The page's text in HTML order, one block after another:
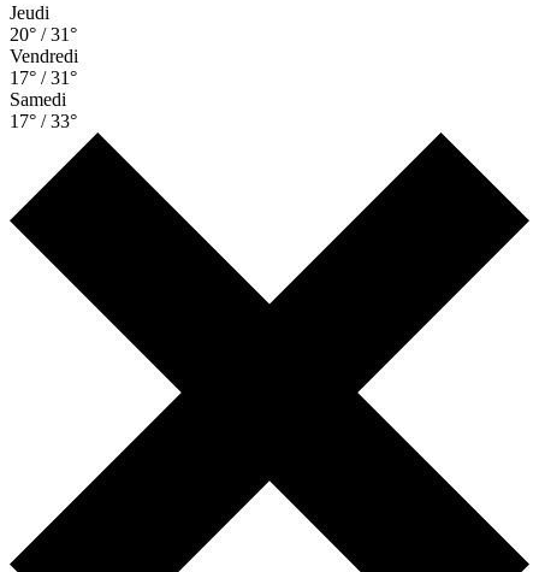
Jeudi
20° / 31°
Vendredi
17° / 31°
Samedi
17° / 33°